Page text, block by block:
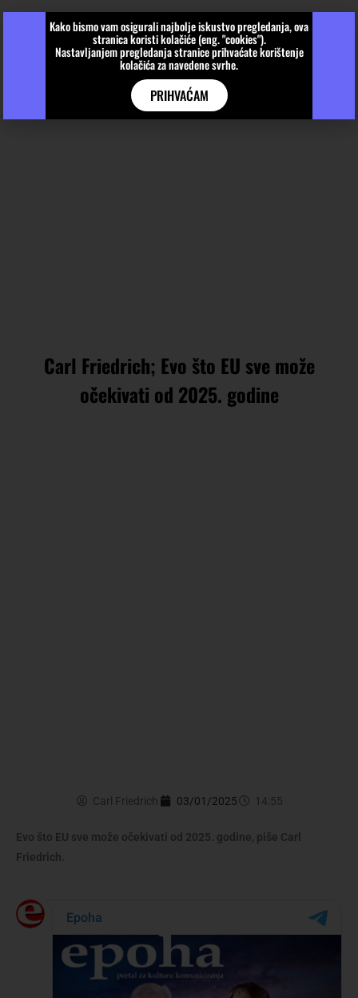
Carl Friedrich; Evo što EU sve može
očekivati od 2025. godine
Carl Friedrich 03/01/2025 14:55
Evo što EU sve može očekivati od 2025. godine, piše Carl
Friedrich.
Kako bismo vam osigurali najbolje iskustvo pregledanja, ova
stranica koristi kolačiće (eng. "cookies").
Nastavljanjem pregledanja stranice prihvaćate korištenje
kolačića za navedene svrhe.
PRIHVAĆAM